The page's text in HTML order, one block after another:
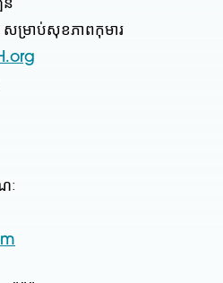
ន៍
រាប់សុខភាពកុមារ
ៈ